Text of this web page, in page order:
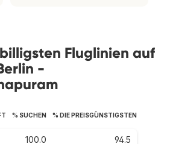
Fluglinien auf
-
% SUCHEN % DIE PREISGÜNSTIGSTEN
100.0 94.5